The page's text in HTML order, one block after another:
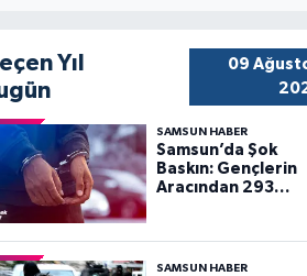
Yıl
09
SAMSUN HABER
Samsun’da Şok
Baskın: Gençlerin
Aracından 293
SAMSUN HABER